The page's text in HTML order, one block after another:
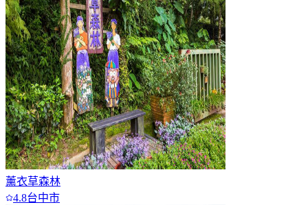
6
7+
薰衣草森林
4.8台中市